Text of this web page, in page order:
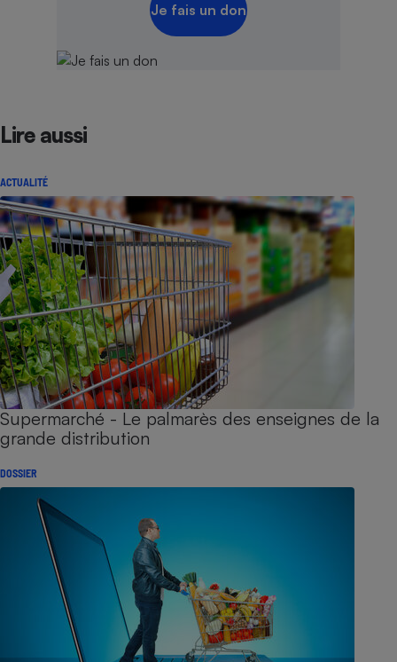
Je fais un don
Lire aussi
ACTUALITÉ
Supermarché - Le palmarès des enseignes de la
grande distribution
DOSSIER